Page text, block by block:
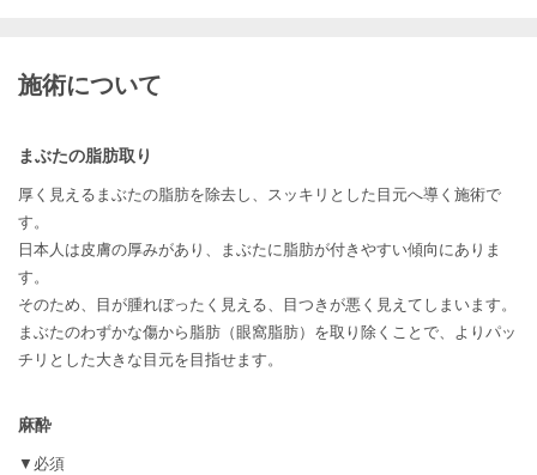
施術について
まぶたの脂肪取り
厚く見えるまぶたの脂肪を除去し、スッキリとした目元へ導く施術で
す。
日本人は皮膚の厚みがあり、まぶたに脂肪が付きやすい傾向にありま
す。
そのため、目が腫れぼったく見える、目つきが悪く見えてしまいます。
まぶたのわずかな傷から脂肪（眼窩脂肪）を取り除くことで、よりパッ
チリとした大きな目元を目指せます。
麻酔
▼必須